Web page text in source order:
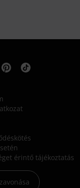
érintő tájékoztatás